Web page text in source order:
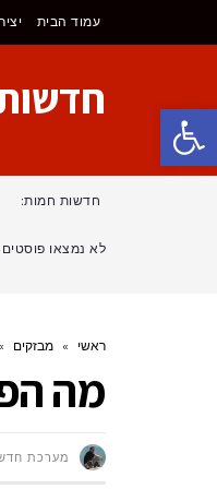
פתח סרגל נגישות
עמוד הבית
חדשות חמות:
לא נמצאו פוסטים.
ראשי » מבזקים
מה
מערכת